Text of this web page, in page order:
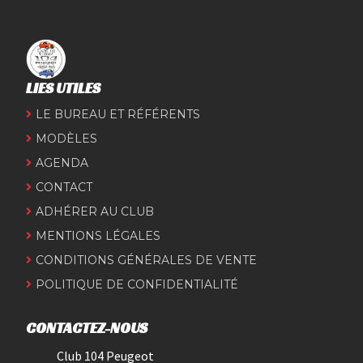
LIES UTILES
LE BUREAU ET RÉFÉRENTS
MODÈLES
AGENDA
CONTACT
ADHÉRER AU CLUB
MENTIONS LÉGALES
CONDITIONS GÉNÉRALES DE VENTE
POLITIQUE DE CONFIDENTIALITÉ
CONTACTEZ-NOUS
Club 104 Peugeot